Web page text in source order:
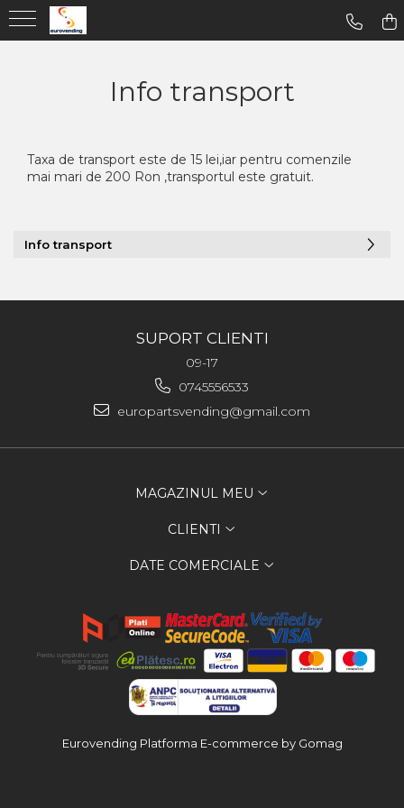
Info transport
Taxa de transport este de 15 lei,iar pentru comenzile
mai mari de 200 Ron ,transportul este gratuit.
Info transport
SUPORT CLIENTI
09-17
0745556533
europartsvending@gmail.com
MAGAZINUL MEU
CLIENTI
DATE COMERCIALE
Eurovending Platforma E-commerce by Gomag